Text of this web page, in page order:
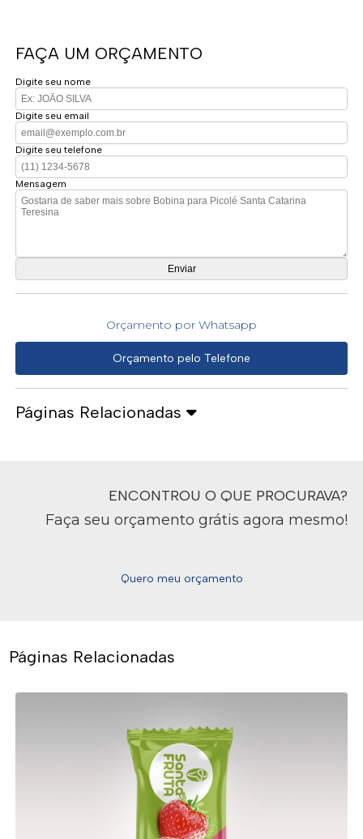
FAÇA UM ORÇAMENTO
Digite seu nome
Digite seu email
Digite seu telefone
Mensagem
Orçamento por Whatsapp
Orçamento pelo Telefone
Páginas Relacionadas
ENCONTROU O QUE PROCURAVA?
Faça seu orçamento grátis agora mesmo!
Quero meu orçamento
Páginas Relacionadas